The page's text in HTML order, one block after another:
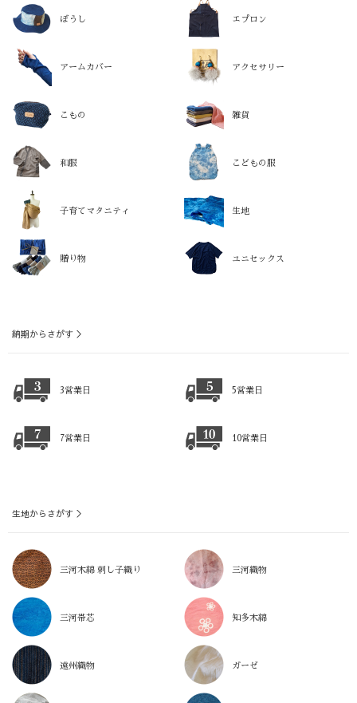
ぼうし エプロン
アームカバー アクセサリー
こもの 雑貨
和服 こどもの服
子育てマタニティ 生地
贈り物 ユニセックス
納期からさがす ＞
3営業日 5営業日
7営業日 10営業日
生地からさがす ＞
三河木綿 刺し子織り 三河織物
三河帯芯 知多木綿
遠州織物 ガーゼ